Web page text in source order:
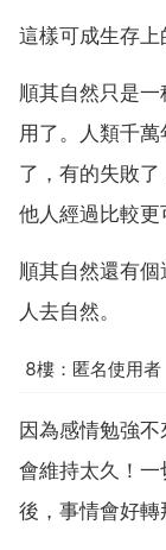
這樣可成生存上
順其自然只是
用了。人類千
了，有的失敗
他人經過比較更
順其自然還有
人去自然。
8樓：匿名使用者
因為感情勉強
會維持太久！
後，事情會好轉